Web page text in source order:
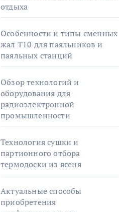
отдыха
Особенности и типы сменных
жал T10 для паяльников и
паяльных станций
Обзор технологий и
оборудования для
радиоэлектронной
промышленности
Технология сушки и
партионного отбора
термодоски из ясеня
Актуальные способы
приобретения